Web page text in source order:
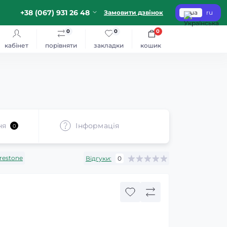
+38 (067) 931 26 48 Замовити дзвінок ua ru
кабінет порівняти
0
закладки
0
кошик
0
0 Iнформація
Відгуки: 0